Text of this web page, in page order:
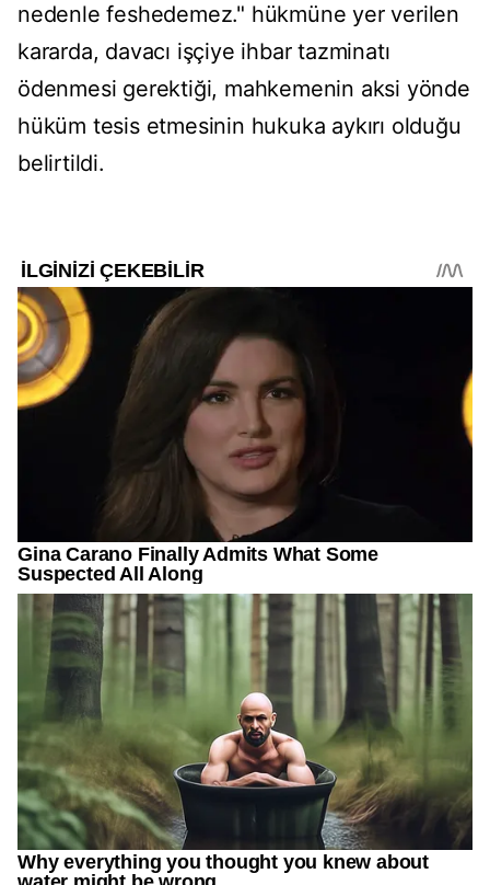
nedenle feshedemez." hükmüne yer verilen
kararda, davacı işçiye ihbar tazminatı
ödenmesi gerektiği, mahkemenin aksi yönde
hüküm tesis etmesinin hukuka aykırı olduğu
belirtildi.